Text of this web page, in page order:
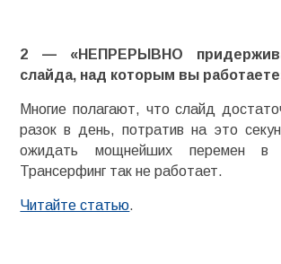
2 — «НЕПРЕРЫВНО
слайда, над которым вы
Многие полагают, что слайд
разок в день, потратив на это
ожидать мощнейших перемен в
Трансерфинг так не работает.
Читайте статью.